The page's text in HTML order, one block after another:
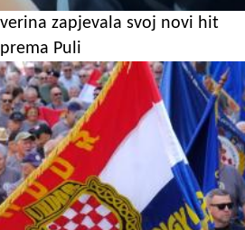
zapjevala svoj novi hit
Puli